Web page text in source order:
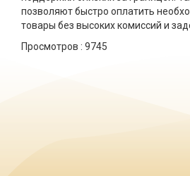
позволяют быстро оплатить
товары без высоких комиссий и
Просмотров : 9745